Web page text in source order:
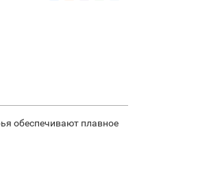
обеспечивают плавное